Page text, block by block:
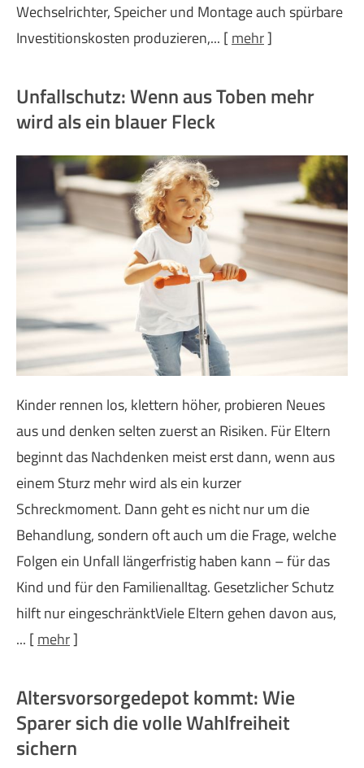
Wechselrichter, Speicher und Montage auch spürbare
Investitionskosten produzieren,... [mehr]
Unfallschutz: Wenn aus Toben mehr
wird als ein blauer Fleck
Kinder rennen los, klettern höher, probieren Neues
aus und denken selten zuerst an Risiken. Für Eltern
beginnt das Nachdenken meist erst dann, wenn aus
einem Sturz mehr wird als ein kurzer
Schreckmoment. Dann geht es nicht nur um die
Behandlung, sondern oft auch um die Frage, welche
Folgen ein Unfall längerfristig haben kann – für das
Kind und für den Familienalltag. Gesetzlicher Schutz
hilft nur eingeschränktViele Eltern gehen davon aus,
... [mehr]
Alters­vorsorge­depot kommt: Wie
Sparer sich die volle Wahlfreiheit
sichern